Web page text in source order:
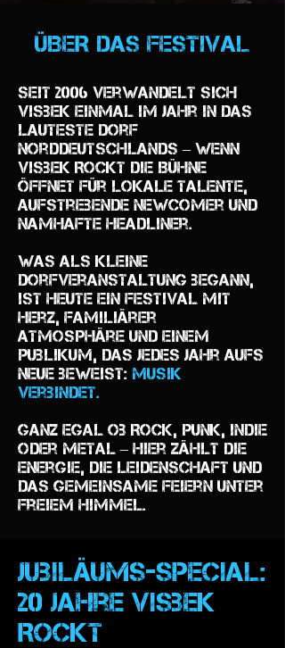
ÜBER DAS FESTIVAL
Seit 2006 verwandelt sich
Visbek einmal im Jahr in das
lauteste Dorf
Norddeutschlands – wenn
Visbek Rockt die Bühne
öffnet für lokale Talente,
aufstrebende Newcomer und
namhafte Headliner.
Was als kleine
Dorfveranstaltung begann,
ist heute ein Festival mit
Herz, familiärer
Atmosphäre und einem
Publikum, das jedes Jahr aufs
Neue beweist: Musik
verbindet.
Ganz egal ob Rock, Punk, Indie
oder Metal – hier zählt die
Energie, die Leidenschaft und
das gemeinsame Feiern unter
freiem Himmel.
Jubiläums-Special:
20 Jahre Visbek
Rockt